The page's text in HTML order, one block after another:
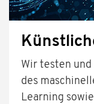
Wir testen
des
Learning